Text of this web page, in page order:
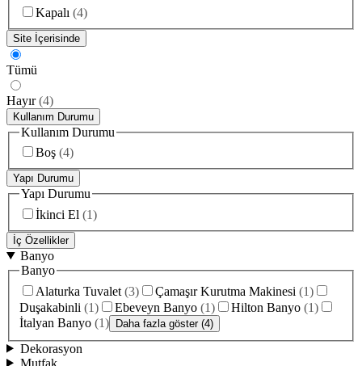
Kapalı (4)
Site İçerisinde
Tümü
Hayır (4)
Kullanım Durumu
Kullanım Durumu
Boş (4)
Yapı Durumu
Yapı Durumu
İkinci El (1)
İç Özellikler
Banyo
Banyo
Alaturka Tuvalet (3) Çamaşır Kurutma Makinesi (1)
Duşakabinli (1) Ebeveyn Banyo (1) Hilton Banyo (1)
İtalyan Banyo (1) Daha fazla göster (4)
Dekorasyon
Mutfak